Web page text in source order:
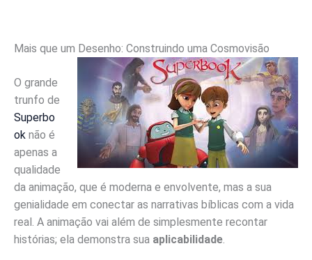
Mais que um Desenho: Construindo uma Cosmovisão
O grande
trunfo de
Superbo
ok não é
apenas a
qualidade
da animação, que é moderna e envolvente, mas a sua
genialidade em conectar as narrativas bíblicas com a vida
real. A animação vai além de simplesmente recontar
histórias; ela demonstra sua aplicabilidade